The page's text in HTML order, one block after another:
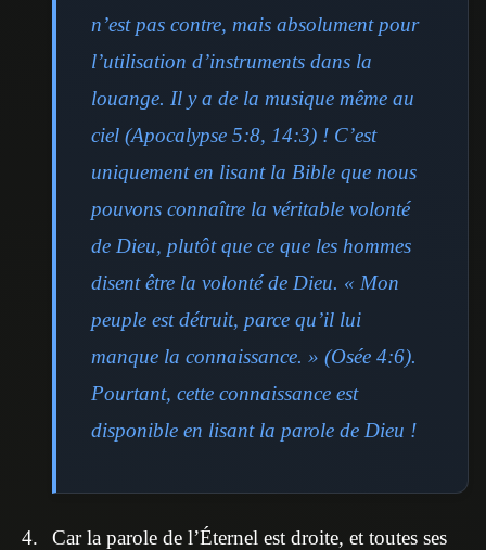
n’est pas contre, mais absolument pour
l’utilisation d’instruments dans la
louange. Il y a de la musique même au
ciel (Apocalypse 5:8, 14:3) ! C’est
uniquement en lisant la Bible que nous
pouvons connaître la véritable volonté
de Dieu, plutôt que ce que les hommes
disent être la volonté de Dieu. « Mon
peuple est détruit, parce qu’il lui
manque la connaissance. » (Osée 4:6).
Pourtant, cette connaissance est
disponible en lisant la parole de Dieu !
Car la parole de l’Éternel est droite, et toutes ses